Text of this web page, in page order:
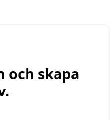
och skapa